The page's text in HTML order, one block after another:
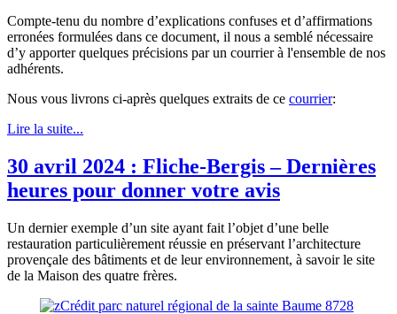
Compte-tenu du nombre d’explications confuses et d’affirmations
erronées formulées dans ce document, il nous a semblé nécessaire
d’y apporter quelques précisions par un courrier à l'ensemble de nos
adhérents.
Nous vous livrons ci-après quelques extraits de ce courrier:
Lire la suite...
30 avril 2024 : Fliche-Bergis – Dernières
heures pour donner votre avis
Un dernier exemple d’un site ayant fait l’objet d’une belle
restauration particulièrement réussie en préservant l’architecture
provençale des bâtiments et de leur environnement, à savoir le site
de la Maison des quatre frères.